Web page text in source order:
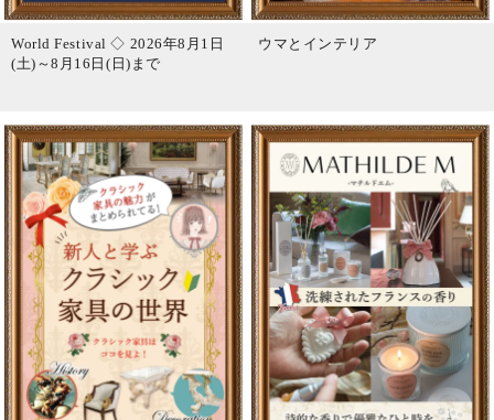
World Festival ◇ 2026年8月1日
(土)～8月16日(日)まで
ウマとインテリア